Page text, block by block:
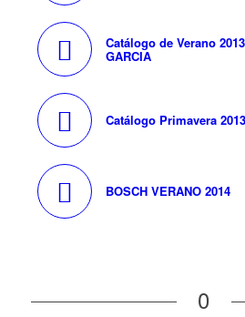
Catálogo de Verano
GARCIA
Catálogo Primavera
BOSCH VERANO 2014
0